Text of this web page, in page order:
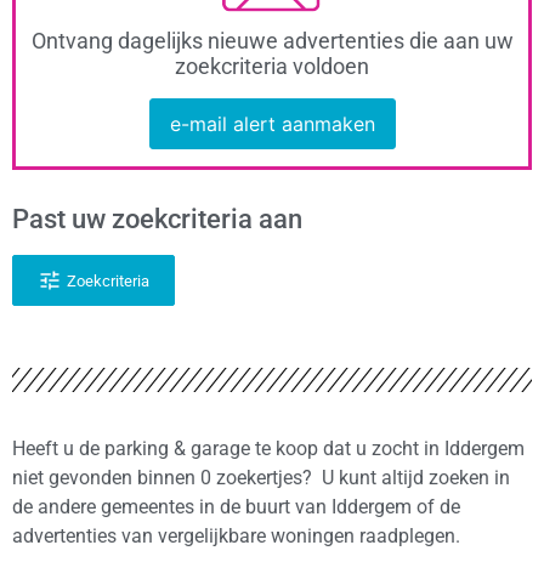
Ontvang dagelijks nieuwe advertenties die aan uw
zoekcriteria voldoen
e-mail alert aanmaken
Past uw zoekcriteria aan
Zoekcriteria
Heeft u de parking & garage te koop dat u zocht in Iddergem
niet gevonden binnen 0 zoekertjes? U kunt altijd zoeken in
de andere gemeentes in de buurt van Iddergem of de
advertenties van vergelijkbare woningen raadplegen.